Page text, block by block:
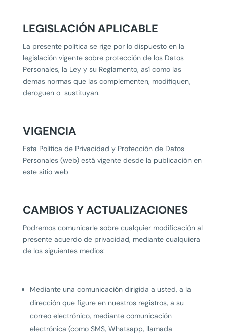
LEGISLACIÓN APLICABLE
La presente política se rige por lo dispuesto en la
legislación vigente sobre protección de los Datos
Personales, la Ley y su Reglamento, así como las
demas normas que las complementen, modifiquen,
deroguen o sustituyan.
VIGENCIA
Esta Política de Privacidad y Protección de Datos
Personales (web) está vigente desde la publicación en
este sitio web
CAMBIOS Y ACTUALIZACIONES
Podremos comunicarle sobre cualquier modificación al
presente acuerdo de privacidad, mediante cualquiera
de los siguientes medios:
Mediante una comunicación dirigida a usted, a la
dirección que figure en nuestros registros, a su
correo electrónico, mediante comunicación
electrónica (como SMS, Whatsapp, llamada